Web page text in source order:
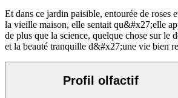
Et dans ce jardin paisible, entourée de roses
la vieille maison, elle sentait qu&#x27;elle
de plus que la science, quelque chose sur le
et la beauté tranquille d&#x27;une vie bien
Profil olfactif